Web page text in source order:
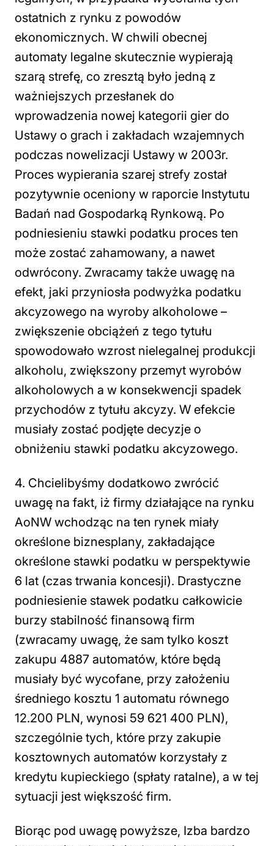
ostatnich z rynku z powodów
ekonomicznych. W chwili obecnej
automaty legalne skutecznie wypierają
szarą strefę, co zresztą było jedną z
ważniejszych przesłanek do
wprowadzenia nowej kategorii gier do
Ustawy o grach i zakładach wzajemnych
podczas nowelizacji Ustawy w 2003r.
Proces wypierania szarej strefy został
pozytywnie oceniony w raporcie Instytutu
Badań nad Gospodarką Rynkową. Po
podniesieniu stawki podatku proces ten
może zostać zahamowany, a nawet
odwrócony. Zwracamy także uwagę na
efekt, jaki przyniosła podwyżka podatku
akcyzowego na wyroby alkoholowe –
zwiększenie obciążeń z tego tytułu
spowodowało wzrost nielegalnej produkcji
alkoholu, zwiększony przemyt wyrobów
alkoholowych a w konsekwencji spadek
przychodów z tytułu akcyzy. W efekcie
musiały zostać podjęte decyzje o
obniżeniu stawki podatku akcyzowego.
4. Chcielibyśmy dodatkowo zwrócić
uwagę na fakt, iż firmy działające na rynku
AoNW wchodząc na ten rynek miały
określone biznesplany, zakładające
określone stawki podatku w perspektywie
6 lat (czas trwania koncesji). Drastyczne
podniesienie stawek podatku całkowicie
burzy stabilność finansową firm
(zwracamy uwagę, że sam tylko koszt
zakupu 4887 automatów, które będą
musiały być wycofane, przy założeniu
średniego kosztu 1 automatu równego
12.200 PLN, wynosi 59 621 400 PLN),
szczególnie tych, które przy zakupie
kosztownych automatów korzystały z
kredytu kupieckiego (spłaty ratalne), a w tej
sytuacji jest większość firm.
Biorąc pod uwagę powyższe, Izba bardzo